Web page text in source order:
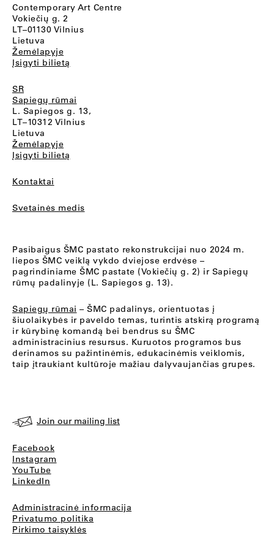
Contemporary Art Centre
Vokiečių g. 2
LT–01130 Vilnius
Lietuva
Žemėlapyje
Įsigyti bilietą
SR
Sapiegų rūmai
L. Sapiegos g. 13,
LT–10312 Vilnius
Lietuva
Žemėlapyje
Įsigyti bilietą
Kontaktai
Svetainės medis
Pasibaigus ŠMC pastato rekonstrukcijai nuo 2024 m.
liepos ŠMC veiklą vykdo dviejose erdvėse –
pagrindiniame ŠMC pastate (Vokiečių g. 2) ir Sapiegų
rūmų padalinyje (L. Sapiegos g. 13).
Sapiegų rūmai – ŠMC padalinys, orientuotas į
šiuolaikybės ir paveldo temas, turintis atskirą programą
ir kūrybinę komandą bei bendrus su ŠMC
administracinius resursus. Kuruotos programos bus
derinamos su pažintinėmis, edukacinėmis veiklomis,
taip įtraukiant kultūroje mažiau dalyvaujančias grupes.
Join our mailing list
Facebook
Instagram
YouTube
LinkedIn
Administracinė informacija
Privatumo politika
Pirkimo taisyklės